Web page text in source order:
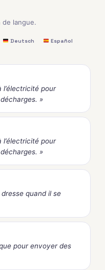
de langue.
Deutsch
Español
l’électricité pour
»
l’électricité pour
»
quand il se
pour envoyer des